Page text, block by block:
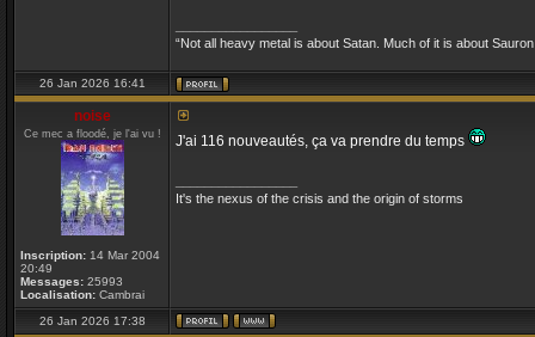
“Not all heavy metal is about Satan. Much of it is about
26 Jan 2026 16:41
noise
Ce mec a floodé, je l'ai vu !
Inscription: 14 Mar 2004
20:49
Messages: 25993
Localisation: Cambrai
J'ai 116 nouveautés, ça va prendre du temps
It's the nexus of the crisis and the origin of storms
26 Jan 2026 17:38